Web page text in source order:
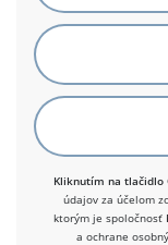
Kliknutím na tlačidlo
údajov za účelom
ktorým je spoločnosť
a ochrane